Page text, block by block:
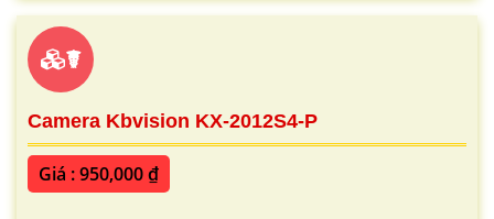
☤
Camera Kbvision KX-2012S4-P
Giá : 950,000 ₫